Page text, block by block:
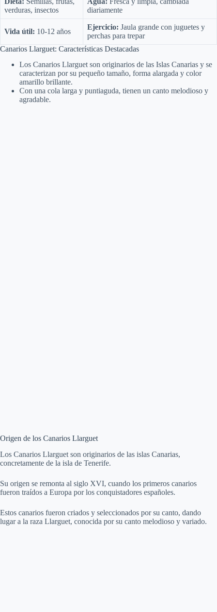
o
verduras, insectos
diariamente
Vida útil: 10-12 años
Ejercicio: Jaula grande con juguetes y
perchas para trepar
Canarios Llarguet: Características Destacadas
Los Canarios Llarguet son originarios de las Islas Canarias y se
caracterizan por su pequeño tamaño, forma alargada y color
amarillo brillante.
Con una cola larga y puntiaguda, tienen un canto melodioso y
agradable.
Origen de los Canarios Llarguet
Los Canarios Llarguet son originarios de las islas Canarias,
concretamente de la isla de Tenerife.
Su origen se remonta al siglo XVI, cuando los primeros canarios
fueron traídos a Europa por los conquistadores españoles.
Estos canarios fueron criados y seleccionados por su canto, dando
lugar a la raza Llarguet, conocida por su canto melodioso y variado.